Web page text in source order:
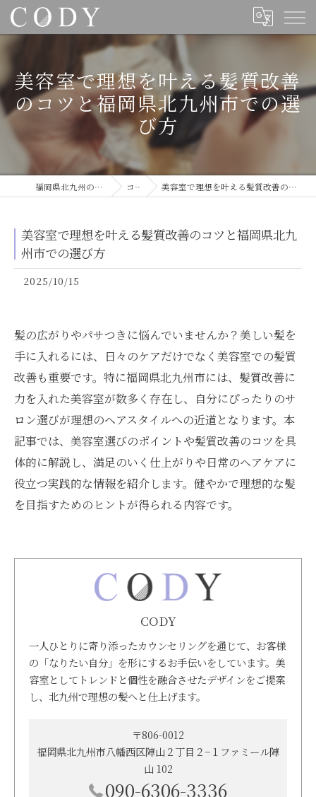
美容室で理想を叶える髪質改善
のコツと福岡県北九州市での選
び方
福岡県北九州の美容室ならCODY コラム 美容室で理想を叶える髪質改善のコツと福岡県北九州市での選び方
美容室で理想を叶える髪質改善のコツと福岡県北九
州市での選び方
2025/10/15
髪の広がりやパサつきに悩んでいませんか？美しい髪を
手に入れるには、日々のケアだけでなく美容室での髪質
改善も重要です。特に福岡県北九州市には、髪質改善に
力を入れた美容室が数多く存在し、自分にぴったりのサ
ロン選びが理想のヘアスタイルへの近道となります。本
記事では、美容室選びのポイントや髪質改善のコツを具
体的に解説し、満足のいく仕上がりや日常のヘアケアに
役立つ実践的な情報を紹介します。健やかで理想的な髪
を目指すためのヒントが得られる内容です。
CODY
一人ひとりに寄り添ったカウンセリングを通じて、お客様
の「なりたい自分」を形にするお手伝いをしています。美
容室としてトレンドと個性を融合させたデザインをご提案
し、北九州で理想の髪へと仕上げます。
〒806-0012
福岡県北九州市八幡西区陣山２丁目２−１ファミール陣
山 102
090-6306-3336